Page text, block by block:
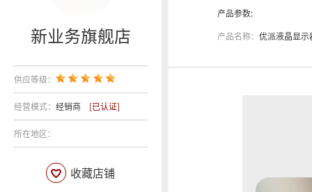
产品参数:
产品名称： 优派液晶显示
新业务旗舰店
供应等级：
经营模式： 经销商 [已认证]
所在地区：
收藏店铺